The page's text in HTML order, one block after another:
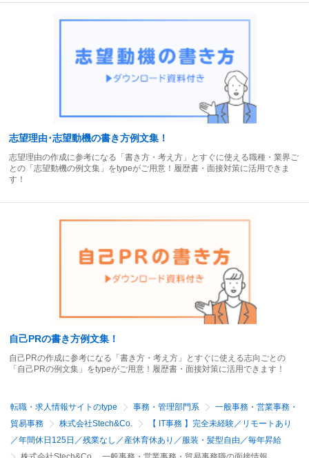
志望理由･志望動機の書き方例文集！
志望理由の作成に参考になる「書き方・考え方」とすぐに使える職種・業界ご
との「志望動機の例文集」をtypeがご用意！履歴書・面接対策に活用できま
す！
自己PRの書き方例文集！
自己PRの作成に参考になる「書き方・考え方」とすぐに使える志向ごとの
「自己PRの例文集」をtypeがご用意！履歴書・面接対策に活用できます！
転職・求人情報サイトのtype 事務・管理部門系
一般事務・営業事務・
貿易事務
株式会社Stech&Co.
【 IT事務 】完全未経験／リモートあり
／年間休日125日／残業なし／産休育休あり／服装・髪型自由／毎年昇給